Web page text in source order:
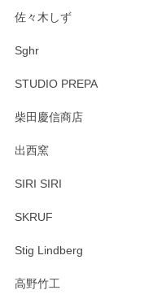
佐々木しず
Sghr
STUDIO PREPA
柴田慶信商店
出西窯
SIRI SIRI
SKRUF
Stig Lindberg
高野竹工